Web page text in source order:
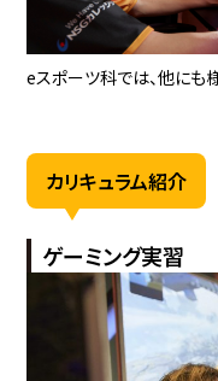
eスポーツ科では、他にも
カリキュラム紹介
ゲーミング実習